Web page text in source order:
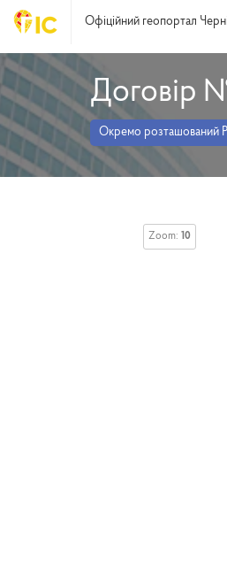
Офіційний геопортал
Договір
Окремо розташований
Zoom: 10